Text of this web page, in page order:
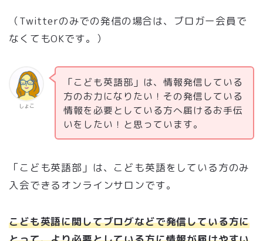
（Twitterのみでの発信の場合は、ブロガー会員で
なくてもOKです。）
しょこ
「こども英語部」は、情報発信している
方のお力になりたい！その発信している
情報を必要としている方へ届けるお手伝
いをしたい！と思っています。
「こども英語部」は、こども英語をしている方のみ
入会できるオンラインサロンです。
こども英語に関してブログなどで発信している方に